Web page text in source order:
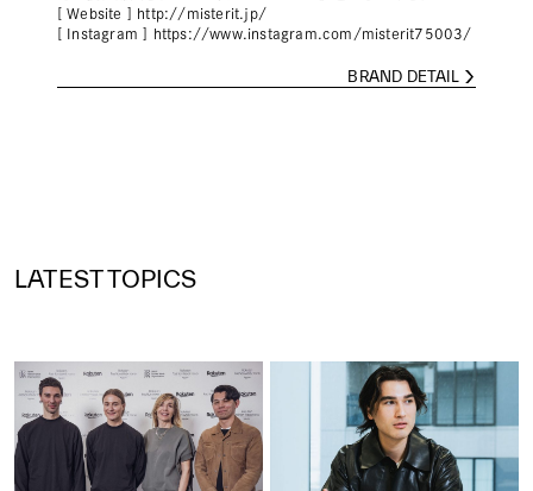
[ Website ]
http://misterit.jp/
[ Instagram ]
https://www.instagram.com/misterit75003/
BRAND DETAIL
LATEST TOPICS